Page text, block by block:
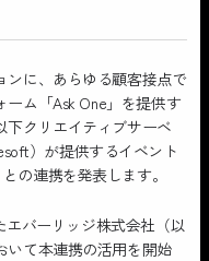
ンに、あらゆる顧客接点で
ム「Ask One」を提供す
下クリエイティブサーベ
）が提供するイベント
の連携を発表します。
エバーリッジ株式会社（以
いて本連携の活用を開始